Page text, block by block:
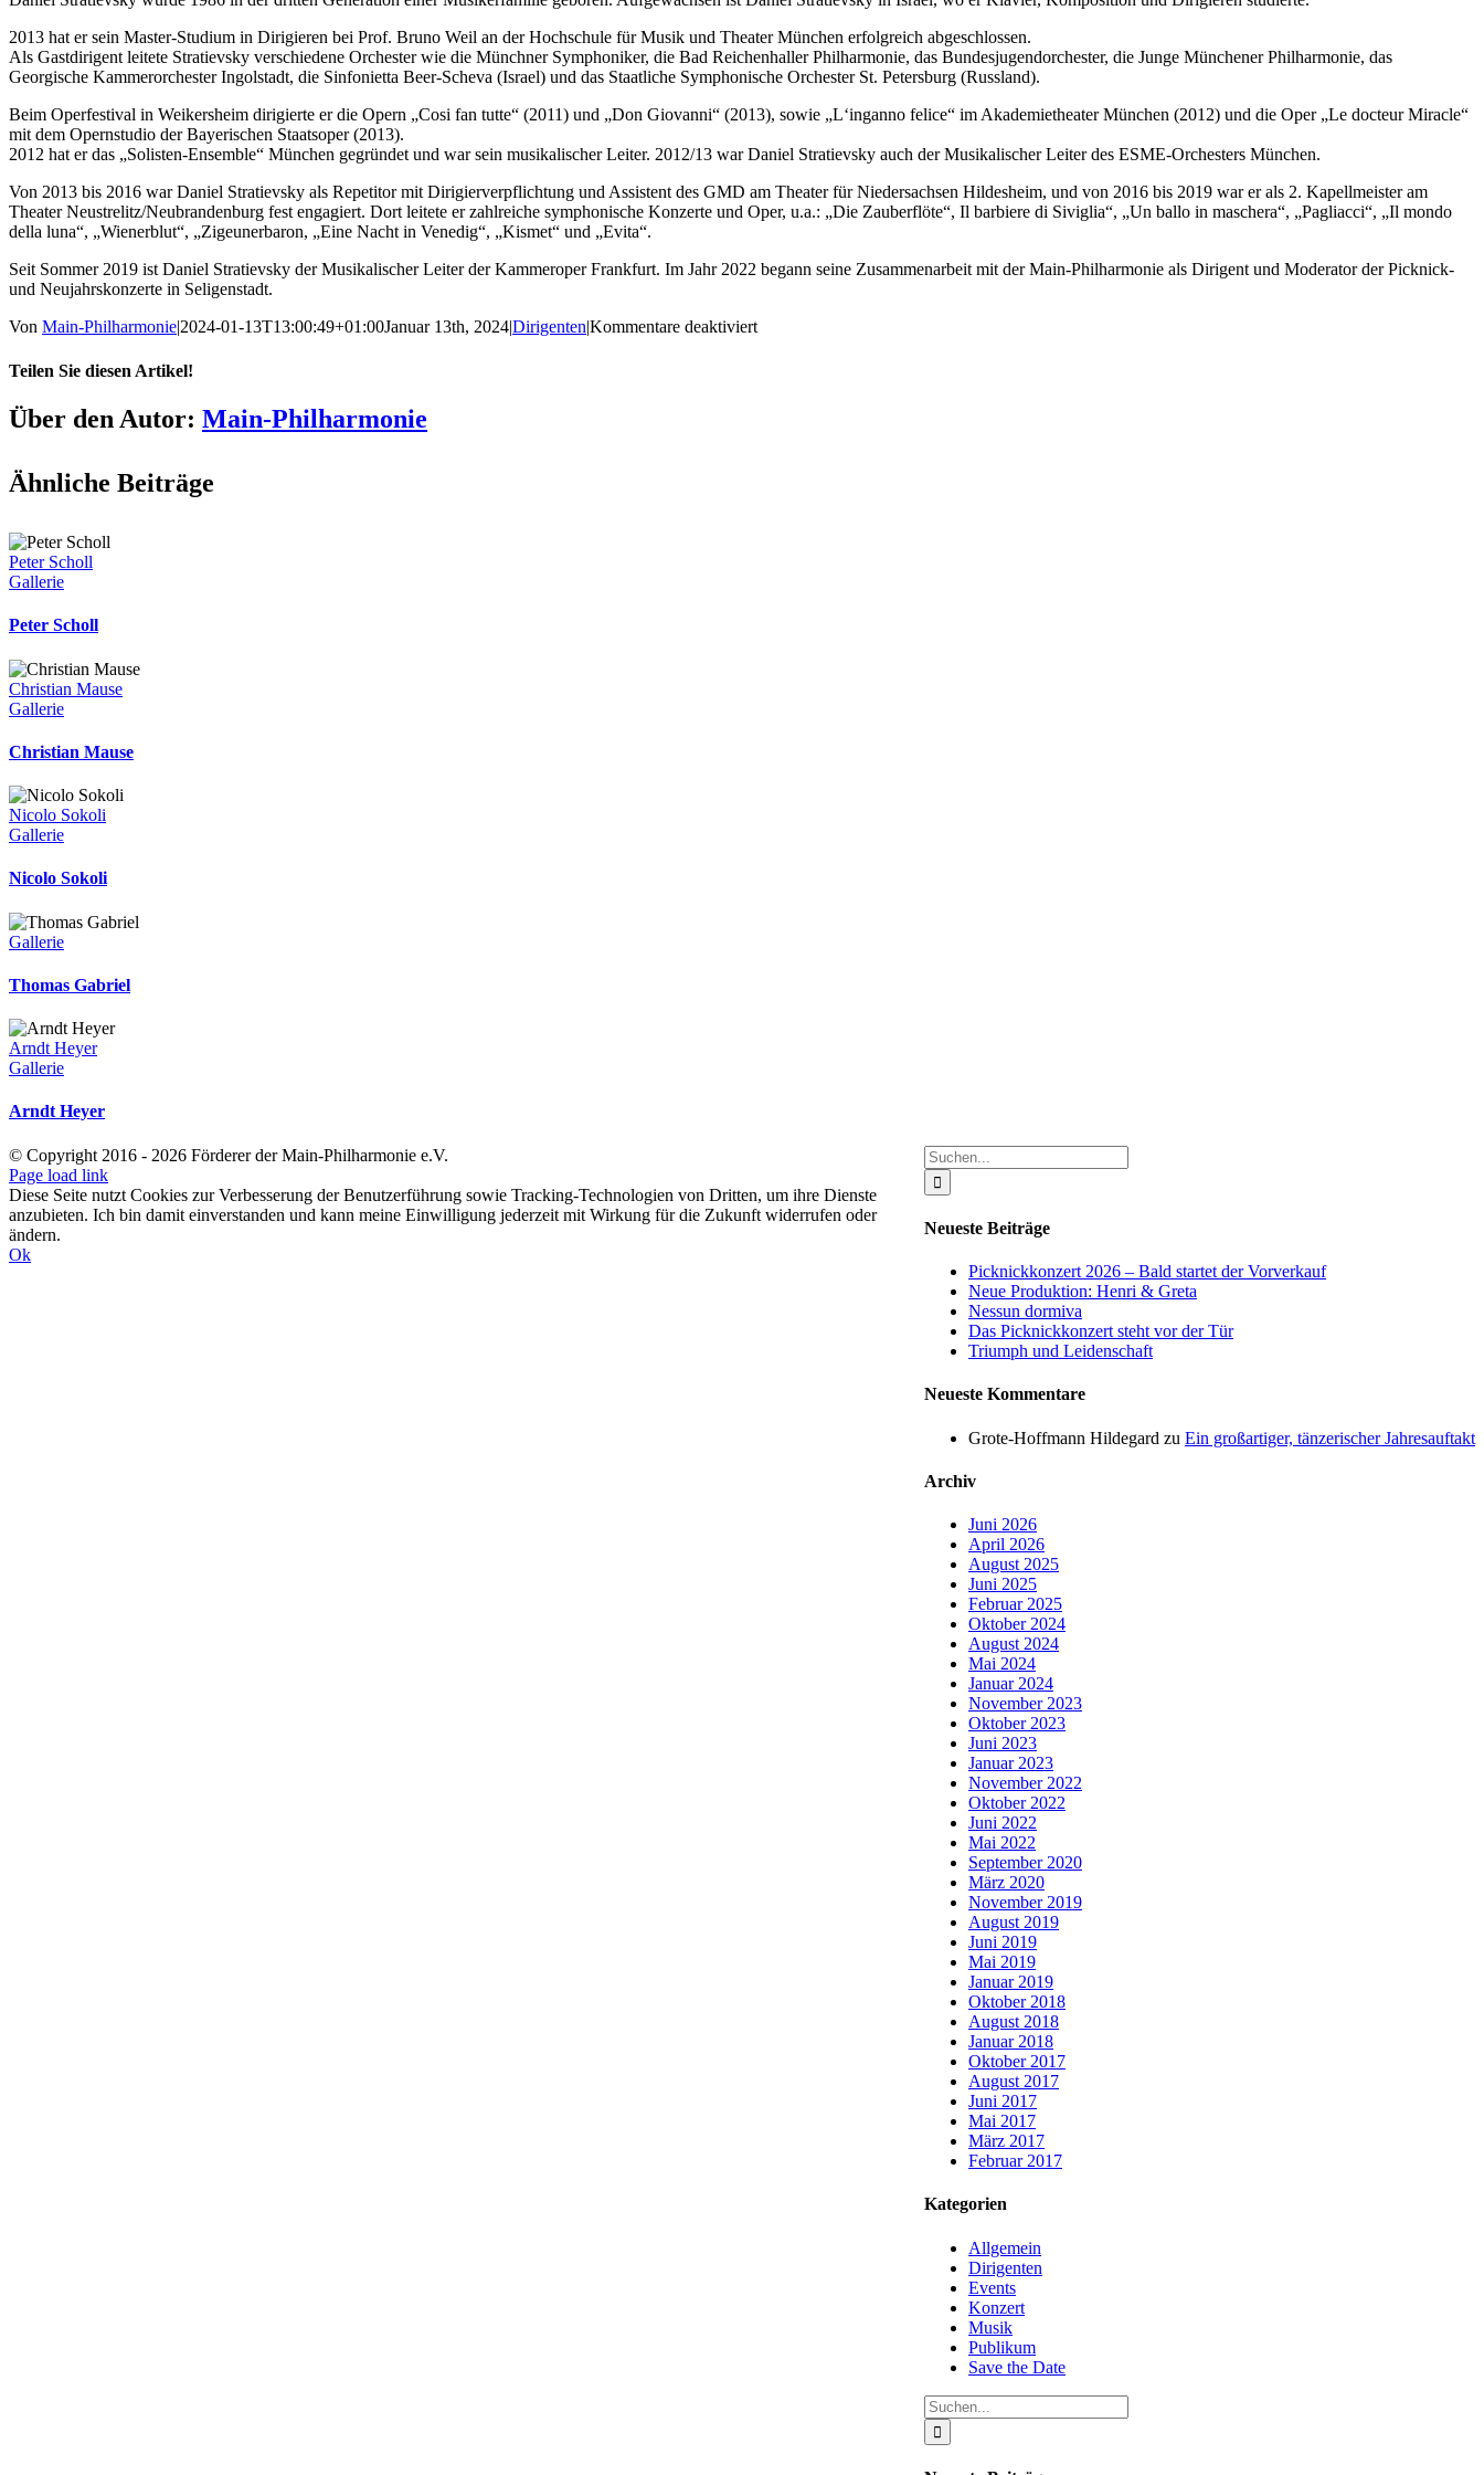
2013 hat er sein Master-Studium in Dirigieren bei Prof. Bruno Weil an der Hochschule für Musik und Theater München erfolgreich abgeschlossen.
Als Gastdirigent leitete Stratievsky verschiedene Orchester wie die Münchner Symphoniker, die Bad Reichenhaller Philharmonie, das Bundesjugendorchester, die Junge Münchener Philharmonie, das
Georgische Kammerorchester Ingolstadt, die Sinfonietta Beer-Scheva (Israel) und das Staatliche Symphonische Orchester St. Petersburg (Russland).
Beim Operfestival in Weikersheim dirigierte er die Opern „Cosi fan tutte“ (2011) und „Don Giovanni“ (2013), sowie „L‘inganno felice“ im Akademietheater München (2012) und die Oper „Le docteur Miracle“
mit dem Opernstudio der Bayerischen Staatsoper (2013).
2012 hat er das „Solisten-Ensemble“ München gegründet und war sein musikalischer Leiter. 2012/13 war Daniel Stratievsky auch der Musikalischer Leiter des ESME-Orchesters München.
Von 2013 bis 2016 war Daniel Stratievsky als Repetitor mit Dirigierverpflichtung und Assistent des GMD am Theater für Niedersachsen Hildesheim, und von 2016 bis 2019 war er als 2. Kapellmeister am
Theater Neustrelitz/Neubrandenburg fest engagiert. Dort leitete er zahlreiche symphonische Konzerte und Oper, u.a.: „Die Zauberflöte“, Il barbiere di Siviglia“, „Un ballo in maschera“, „Pagliacci“, „Il mondo
della luna“, „Wienerblut“, „Zigeunerbaron, „Eine Nacht in Venedig“, „Kismet“ und „Evita“.
Seit Sommer 2019 ist Daniel Stratievsky der Musikalischer Leiter der Kammeroper Frankfurt. Im Jahr 2022 begann seine Zusammenarbeit mit der Main-Philharmonie als Dirigent und Moderator der Picknick-
und Neujahrskonzerte in Seligenstadt.
Von Main-Philharmonie|2024-01-13T13:00:49+01:00Januar 13th, 2024|Dirigenten|Kommentare deaktiviertfür
Teilen Sie diesen Artikel!
Facebook
X
LinkedIn
Tumblr
Pinterest
E-
Mail
Über den Autor: Main-Philharmonie
Ähnliche Beiträge
Peter Scholl
Gallerie
Peter Scholl
Christian Mause
Gallerie
Christian Mause
Nicolo Sokoli
Gallerie
Nicolo Sokoli
Gallerie
Thomas Gabriel
Arndt Heyer
Gallerie
Arndt Heyer
Suche
nach:
Neueste Beiträge
Picknickkonzert 2026 – Bald startet der Vorverkauf
Neue Produktion: Henri & Greta
Nessun dormiva
Das Picknickkonzert steht vor der Tür
Triumph und Leidenschaft
Neueste Kommentare
Grote-Hoffmann Hildegard zu Ein großartiger, tänzerischer Jahresauftakt
Archiv
Juni 2026
April 2026
August 2025
Juni 2025
Februar 2025
Oktober 2024
August 2024
Mai 2024
Januar 2024
November 2023
Oktober 2023
Juni 2023
Januar 2023
November 2022
Oktober 2022
Juni 2022
Mai 2022
September 2020
März 2020
November 2019
August 2019
Juni 2019
Mai 2019
Januar 2019
Oktober 2018
August 2018
Januar 2018
Oktober 2017
August 2017
Juni 2017
Mai 2017
März 2017
Februar 2017
Kategorien
Allgemein
Dirigenten
Events
Konzert
Musik
Publikum
Save the Date
Suche
nach:
© Copyright 2016 - 2026 Förderer der Main-Philharmonie e.V.
Instagram
Facebook
SoundCloud
Page load link
Diese Seite nutzt Cookies zur Verbesserung der Benutzerführung sowie Tracking-Technologien von Dritten, um ihre Dienste
anzubieten. Ich bin damit einverstanden und kann meine Einwilligung jederzeit mit Wirkung für die Zukunft widerrufen oder
ändern.
Ok